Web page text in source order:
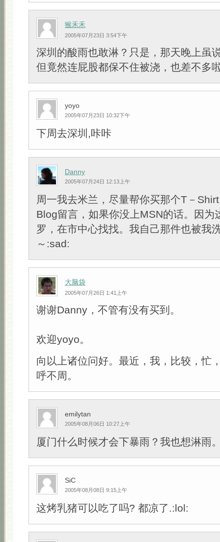
猴禾禾
2005年07月23日 3:54下午
深圳的酸雨也敢淋？只是，那天晚上虽
但竟然连屁股都保不住被浇，也差不多
yoyo
2005年07月23日 10:32下午
下周去深圳,咔咔
Danny
2005年07月24日 12:13上午
周一我去米兰，尽量帮你买那个T－
Blog留言，如果你没上MSN的话。因为
罗，在市中心找找。我自己那件也被我
～:sad:
大脑袋
2005年07月26日 1:41上午
谢谢Danny，不管有没有买到。
欢迎yoyo。
向以上诸位问好。最近，我，比较，忙
呼不周。
emilytan
2005年08月06日 10:27上午
厦门什么时候才会下暴雨？我也想淋雨
SiC
2005年08月08日 9:15上午
这烤乳猪可以吃了吗? 都凉了.:lol: